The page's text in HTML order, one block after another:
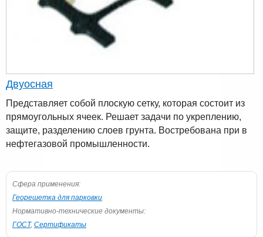
Двуосная
Представляет собой плоскую сетку, которая состоит из
прямоугольных ячеек. Решает задачи по укреплению,
защите, разделению слоев грунта. Востребована при в
нефтегазовой промышленности.
Сфера применения:
Георешетка для парковки
Нормативно-технические документы:
ГОСТ, Сертификаты